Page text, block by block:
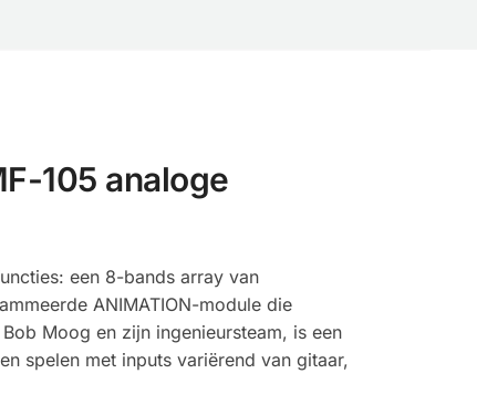
105 analoge
een 8-bands array van
ANIMATION-module die
Moog en zijn ingenieursteam, is een
spelen met inputs variërend van gitaar,